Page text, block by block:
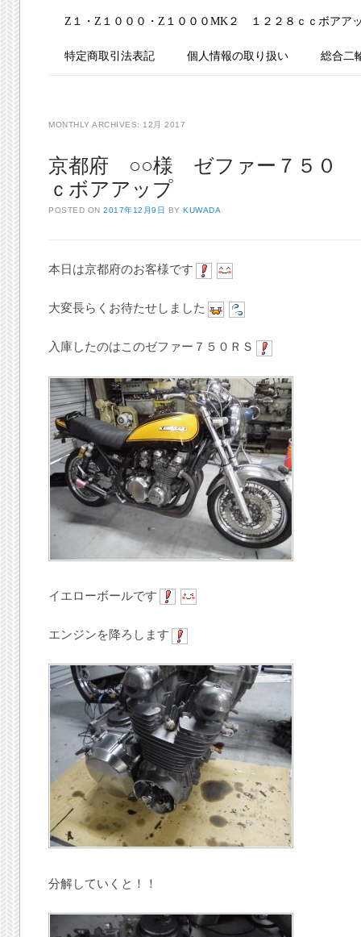
Z１・Z１０００・Z１０００MK２ １２２８ｃｃボアア
特定商取引法表記 個人情報の取り扱い 総合二
MONTHLY ARCHIVES: 12月 2017
京都府 ○○様 ゼファー７５０
ｃボアアップ
POSTED ON2017年12月9日 BYKUWADA
本日は京都府のお客様です
大変長らくお待たせしました
入庫したのはこのゼファー７５０ＲＳ
イエローボールです
エンジンを降ろします
分解していくと！！